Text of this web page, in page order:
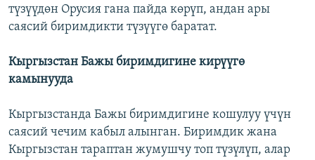
түзүүдөн Орусия гана пайда көрүп, андан ары
саясий биримдикти түзүүгө баратат.
Кыргызстан Бажы биримдигине кирүүгө
камынууда
Кыргызстанда Бажы биримдигине кошулуу үчүн
саясий чечим кабыл алынган. Биримдик жана
Кыргызстан тараптан жумушчу топ түзүлүп, алар